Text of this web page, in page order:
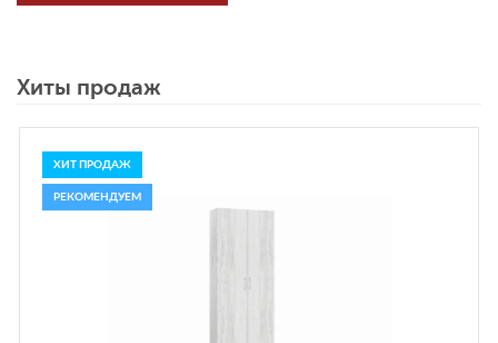
Хиты продаж
ХИТ ПРОДАЖ
РЕКОМЕНДУЕМ